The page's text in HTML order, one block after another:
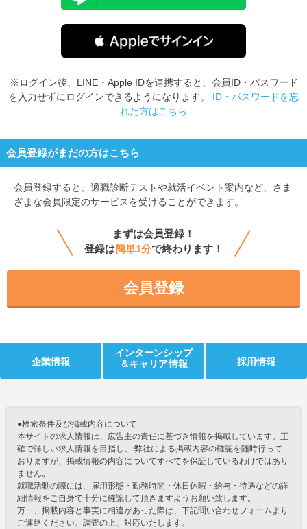
※ログイン後、LINE・Apple IDを連携すると、会員ID・パスワード
を入力せずにログインできるようになります。 ID・パスワードを忘
れた方はこちら
会員登録がまだの方はこちら
会員登録すると、 適職診断テストや就活イベント案内など、さま
ざまな会員限定のサービスを受けることができます。
まずは会員登録！
登録は簡単1分で終わります！
会員登録
企業情報
インターンシップ
＆キャリア情報
採用情報
●検索条件及び掲載内容について
本サイトの求人情報は、広告主の責任に基づき情報を掲載しています。正
確で詳しい求人情報を目指し、 弊社による掲載内容の確認を随時行って
おりますが、掲載情報の内容についてすべてを保証しているわけではあり
ません。
就職活動の際には、雇用形態・勤務時間・休日休暇・給与・待遇などの詳
細情報をご自身で十分に確認して頂きますようお願い致します。
万一、掲載内容と事実に相違があった際は、下記問い合わせフォームより
ご連絡ください。調査の上、対応いたします。